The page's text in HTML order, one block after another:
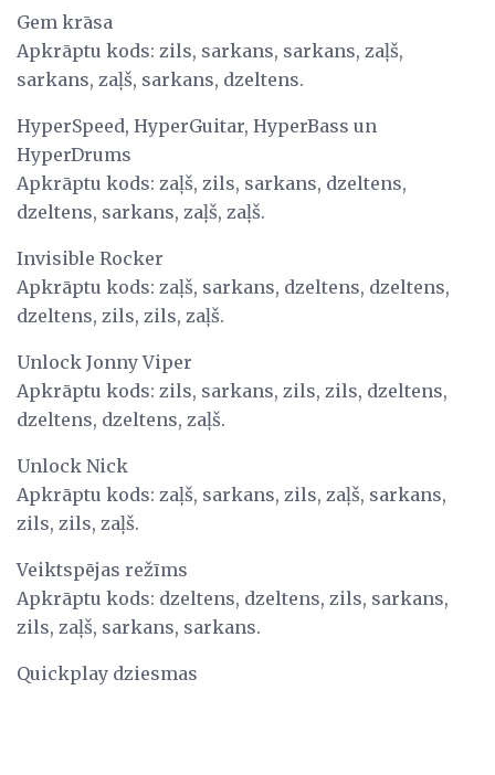
Gem krāsa
Apkrāptu kods: zils, sarkans, sarkans, zaļš,
sarkans, zaļš, sarkans, dzeltens.
HyperSpeed, HyperGuitar, HyperBass un
HyperDrums
Apkrāptu kods: zaļš, zils, sarkans, dzeltens,
dzeltens, sarkans, zaļš, zaļš.
Invisible Rocker
Apkrāptu kods: zaļš, sarkans, dzeltens, dzeltens,
dzeltens, zils, zils, zaļš.
Unlock Jonny Viper
Apkrāptu kods: zils, sarkans, zils, zils, dzeltens,
dzeltens, dzeltens, zaļš.
Unlock Nick
Apkrāptu kods: zaļš, sarkans, zils, zaļš, sarkans,
zils, zils, zaļš.
Veiktspējas režīms
Apkrāptu kods: dzeltens, dzeltens, zils, sarkans,
zils, zaļš, sarkans, sarkans.
Quickplay dziesmas